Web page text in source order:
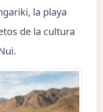
la playa
de la cultura